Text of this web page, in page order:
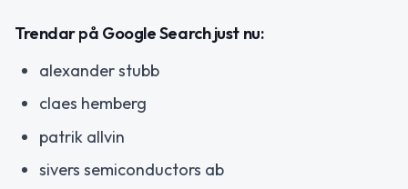
Trendar på Google Search just nu:
alexander stubb
claes hemberg
patrik allvin
sivers semiconductors ab